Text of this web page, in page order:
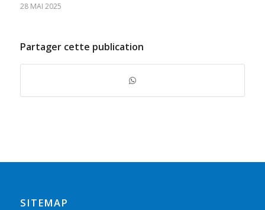
28 MAI 2025
Partager cette publication
SITEMAP